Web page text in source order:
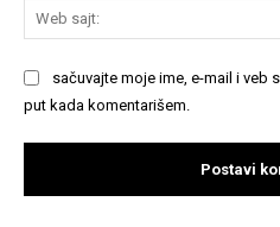
sačuvajte moje ime, e-mail i veb
put kada komentarišem.